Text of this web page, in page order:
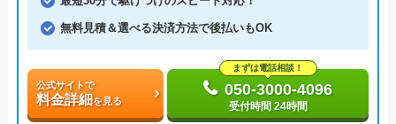
無料見積＆選べる決済方法で後払いもOK
公式サイトで
料金詳細を見る
まずは電話相談！
050-3000-4096
受付時間 24時間